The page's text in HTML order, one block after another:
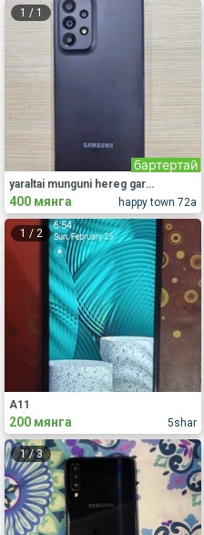
1 / 1
бартертай
happy town 72a
yaraltai munguni hereg garsn tul asuudalgui utas zarna
400 мянга
1 / 2
5shar
A11
200 мянга
1/3